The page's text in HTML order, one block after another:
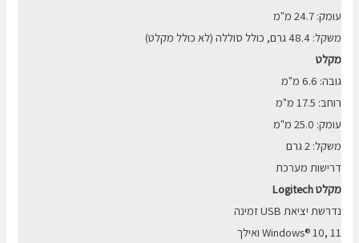
עומק: 24.7 מ"מ
משקל: 48.4 גרם, כולל סוללה (לא כולל מקלט)
מקלט
גובה: 6.6 מ"מ
רוחב: 17.5 מ"מ
עומק: 25.0 מ"מ
משקל: 2 גרם
דרישות מערכת
מקלט Logitech
נדרשת יציאת USB זמינה
Windows® 10, 11 ואילך